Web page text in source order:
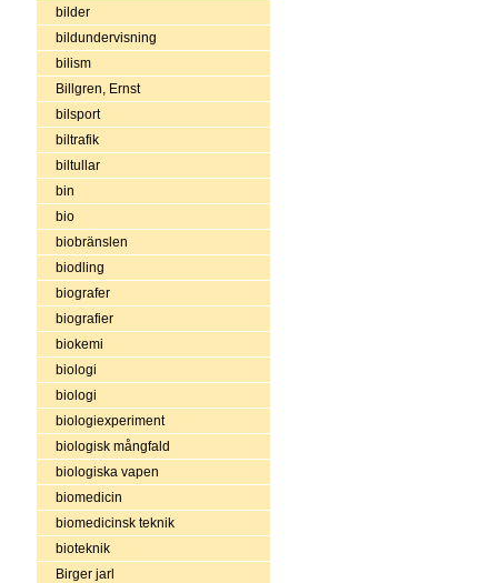
bilder
bildundervisning
bilism
Billgren, Ernst
bilsport
biltrafik
biltullar
bin
bio
biobränslen
biodling
biografer
biografier
biokemi
biologi
biologi
biologiexperiment
biologisk mångfald
biologiska vapen
biomedicin
biomedicinsk teknik
bioteknik
Birger jarl